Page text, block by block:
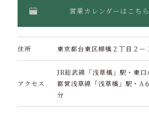
営業カレンダーはこちら
住所 東京都台東区柳橋２丁目２－
アクセス
JR総武線「浅草橋」駅・東
都営浅草線「浅草橋」駅・A
分